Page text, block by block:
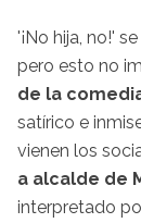
'¡No hija, no!'
pero esto no
de la
satírico e
vienen los
a alcalde de
interpretado